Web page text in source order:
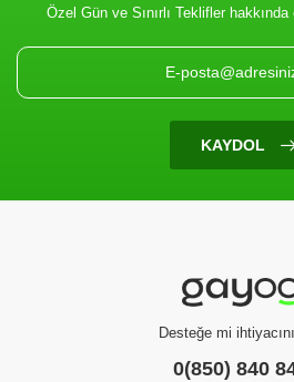
Özel Gün ve Sınırlı Teklifler
KAYDOL
Desteğe mi
0(850) 840